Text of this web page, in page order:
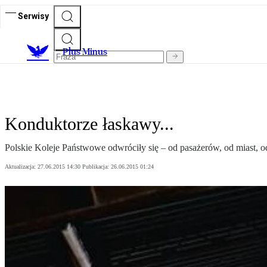
Serwisy
Plus Minus
Konduktorze łaskawy...
Polskie Koleje Państwowe odwróciły się – od pasażerów, od miast,
Aktualizacja: 27.06.2015 14:30 Publikacja: 26.06.2015 01:24